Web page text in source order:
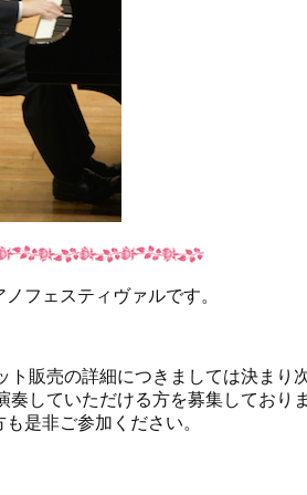
フェスティヴァルです。
販売の詳細につきましては決まり
していただける方を募集しておりま
是非ご参加ください。